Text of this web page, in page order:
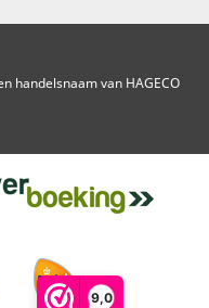
9,0
handelsnaam van HAGECO